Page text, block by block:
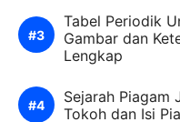
Tabel Periodik
Gambar dan
Lengkap
Sejarah Piagam
Tokoh dan Isi